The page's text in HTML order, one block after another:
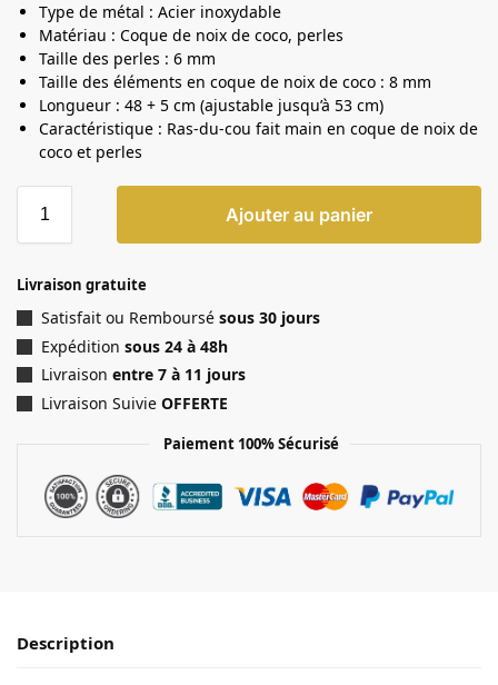
Type de métal : Acier inoxydable
Matériau : Coque de noix de coco, perles
Taille des perles : 6 mm
Taille des éléments en coque de noix de coco : 8 mm
Longueur : 48 + 5 cm (ajustable jusqu’à 53 cm)
Caractéristique : Ras-du-cou fait main en coque de noix de
coco et perles
Ajouter au panier
Livraison gratuite
Satisfait ou Remboursé sous 30 jours
Expédition sous 24 à 48h
Livraison entre 7 à 11 jours
Livraison Suivie OFFERTE
Paiement 100% Sécurisé
Description